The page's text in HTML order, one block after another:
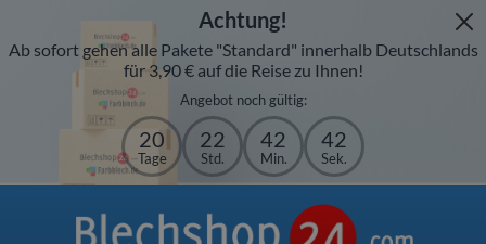
Achtung!
Ab sofort gehen alle Pakete "Standard" innerhalb Deutschlands
für 3,90 € auf die Reise zu Ihnen!
Angebot noch gültig:
20
Tage
22
Std.
42
Min.
42
Sek.